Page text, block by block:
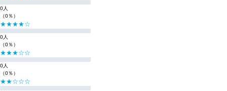
0人
（0％）
★★★★☆
0人
（0％）
★★★☆☆
0人
（0％）
★★☆☆☆